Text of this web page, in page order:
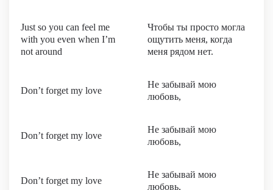
Just so you can feel me
with you even when I’m
not around
Чтобы ты просто могла
ощутить меня, когда
меня рядом нет.
Don’t forget my love
Не забывай мою
любовь,
Don’t forget my love
Не забывай мою
любовь,
Don’t forget my love
Не забывай мою
любовь,